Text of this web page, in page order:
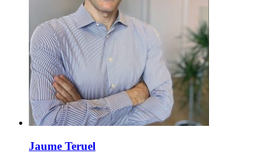
Jaume Teruel